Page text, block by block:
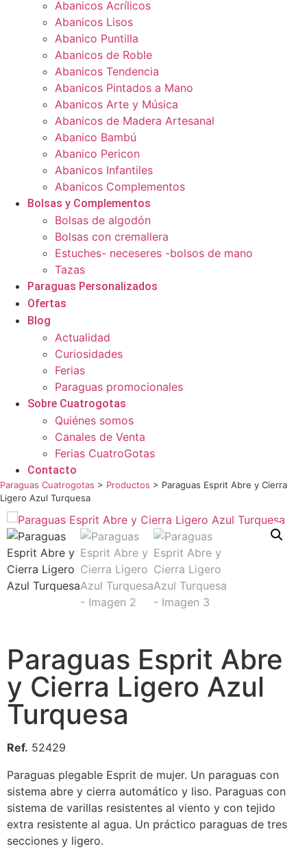
Abanicos Acrílicos
Abanicos Lisos
Abanico Puntilla
Abanicos de Roble
Abanicos Tendencia
Abanicos Pintados a Mano
Abanicos Arte y Música
Abanicos de Madera Artesanal
Abanico Bambú
Abanico Pericon
Abanicos Infantiles
Abanicos Complementos
Bolsas y Complementos
Bolsas de algodón
Bolsas con cremallera
Estuches- neceseres -bolsos de mano
Tazas
Paraguas Personalizados
Ofertas
Blog
Actualidad
Curiosidades
Ferias
Paraguas promocionales
Sobre Cuatrogotas
Quiénes somos
Canales de Venta
Ferias CuatroGotas
Contacto
Paraguas Cuatrogotas > Productos > Paraguas Esprit Abre y Cierra
Ligero Azul Turquesa
Paraguas Esprit Abre
y Cierra Ligero Azul
Turquesa
Ref. 52429
Paraguas plegable Esprit de mujer. Un paraguas con
sistema abre y cierra automático y liso. Paraguas con
sistema de varillas resistentes al viento y con tejido
extra resistente al agua. Un práctico paraguas de tres
secciones y ligero.